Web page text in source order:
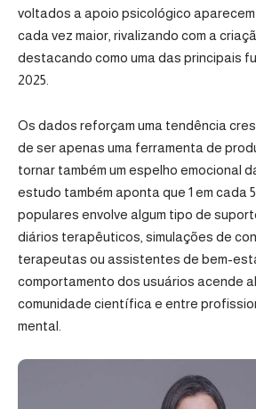
voltados a apoio psicológico
cada vez maior, rivalizando com a
destacando como uma das principais
2025.
Os dados reforçam uma tendência
de ser apenas uma ferramenta de
tornar também um espelho emocional
estudo também aponta que 1 em cada
populares envolve algum tipo de
diários terapêuticos, simulações de
terapeutas ou assistentes de bem-
comportamento dos usuários acende
comunidade científica e entre
mental.